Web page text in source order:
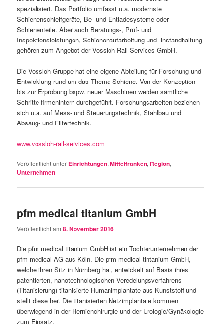
spezialisiert. Das Portfolio umfasst u.a. modernste
Schienenschleifgeräte, Be- und Entladesysteme oder
Schienenteile. Aber auch Beratungs-, Prüf- und
Inspektionsleistungen, Schienenaufarbeitung und -instandhaltung
gehören zum Angebot der Vossloh Rail Services GmbH.
Die Vossloh-Gruppe hat eine eigene Abteilung für Forschung und
Entwicklung rund um das Thema Schiene. Von der Konzeption
bis zur Erprobung bspw. neuer Maschinen werden sämtliche
Schritte firmenintern durchgeführt. Forschungsarbeiten beziehen
sich u.a. auf Mess- und Steuerungstechnik, Stahlbau und
Absaug- und Filtertechnik.
www.vossloh-rail-services.com
Veröffentlicht unter Einrichtungen,Mittelfranken, Region,
Unternehmen
pfm medical titanium GmbH
Veröffentlicht am8. November 2016
Die pfm medical titanium GmbH ist ein Tochterunternehmen der
pfm medical AG aus Köln. Die pfm medical tintanium GmbH,
welche ihren Sitz in Nürnberg hat, entwickelt auf Basis ihres
patentierten, nanotechnologischen Veredelungsverfahrens
(Titanisierung) titanisierte Humanimplantate aus Kunststoff und
stellt diese her. Die titanisierten Netzimplantate kommen
überwiegend in der Hernienchirurgie und der Urologie/Gynäkologie
zum Einsatz.